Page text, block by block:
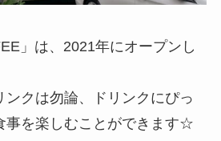
」は、2021年にオープンし
ンクは勿論、ドリンクにぴっ
事を楽しむことができます☆